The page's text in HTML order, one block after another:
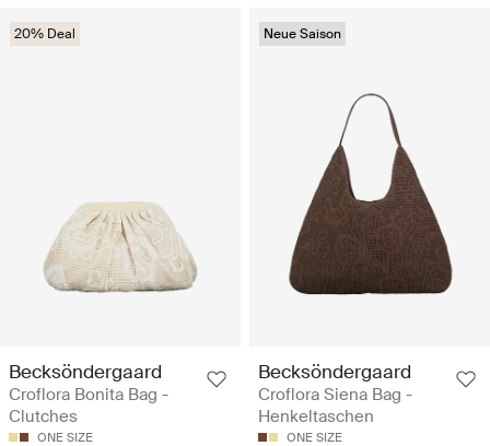
20% Deal
Becksöndergaard
Croflora Bonita Bag -
Clutches
ONE SIZE
Neue Saison
Becksöndergaard
Croflora Siena Bag -
Henkeltaschen
ONE SIZE